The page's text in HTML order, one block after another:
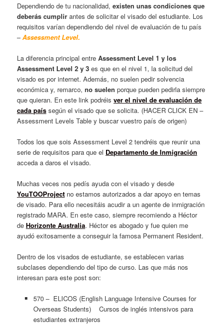
Dependiendo de tu nacionalidad,existen unas condiciones que
deberás cumplir antes de solicitar el visado del estudiante. Los
requisitos varían dependiendo del nivel de evaluación de tu país
–Assessment Level.
La diferencia principal entreAssessment Level 1 y los
Assessment Level 2 y 3 es que en el nivel 1, la solicitud del
visado es por internet. Además, no suelen pedir solvencia
económica y, remarco,no suelenporque pueden pedirla siempre
que quieran. En este link podréisver el nivel de evaluación de
cada país según el visado que se solicita. (HACER CLICK EN –
Assessment Levels Table y buscar vuestro país de origen)
Todos los que sois Assessment Level 2 tendréis que reunir una
serie de requisitos para que el Departamento de Inmigración
acceda a daros el visado.
Muchas veces nos pedís ayuda con el visado y desde
YouTOOProject no estamos autorizados a dar apoyo en temas
de visado. Para ello necesitáis acudir a un agente de inmigración
registrado MARA. En este caso, siempre recomiendo a Héctor
deHorizonte Australia. Héctor es abogado y fue quien me
ayudó exitosamente a conseguir la famosa Permanent Resident.
Dentro de los visados de estudiante, se establecen varias
subclases dependiendo del tipo de curso. Las que más nos
interesan para este post son:
570 – ELICOS (English Language Intensive Courses for
Overseas Students) Cursos de inglés intensivos para
estudiantes extranjeros